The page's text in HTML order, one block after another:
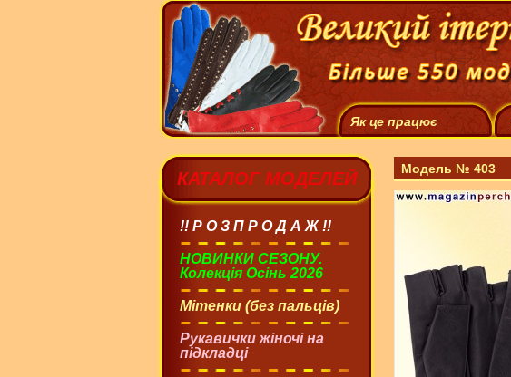
Як це працює
КАТАЛОГ МОДЕЛЕЙ
!! Р О З П Р О Д А Ж !!
НОВИНКИ СЕЗОНУ.
Колекція Осінь 2026
Мітенки (без пальців)
Рукавички жіночі на
підкладці
Модель № 403